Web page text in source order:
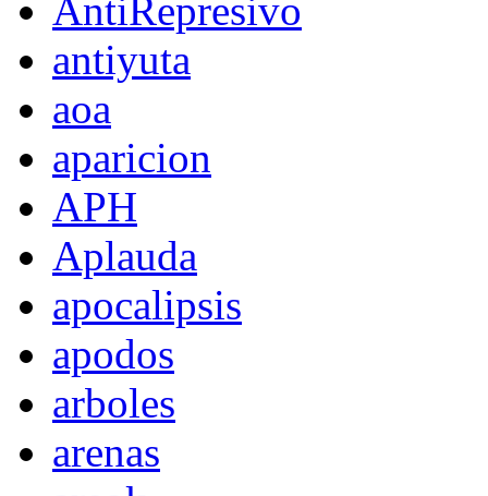
AntiRepresivo
antiyuta
aoa
aparicion
APH
Aplauda
apocalipsis
apodos
arboles
arenas